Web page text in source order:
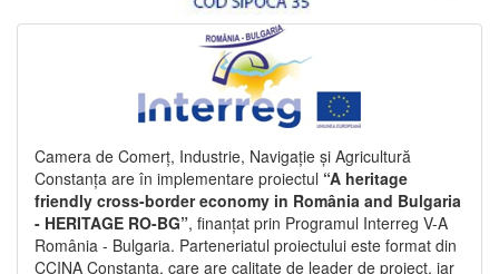
Camera de Comerț, Industrie, Navigație și Agricultură
Constanța are în implementare proiectul “A heritage
friendly cross-border economy in România and Bulgaria
- HERITAGE RO-BG”, finanțat prin Programul Interreg V-A
România - Bulgaria. Parteneriatul proiectului este format din
CCINA Constanța, care are calitate de leader de proiect, iar